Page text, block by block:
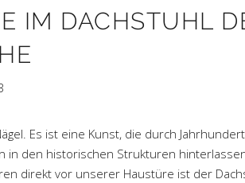
IM DACHSTUHL
Es ist eine Kunst, die durch
in den historischen Strukturen
direkt vor unserer Haustüre ist der